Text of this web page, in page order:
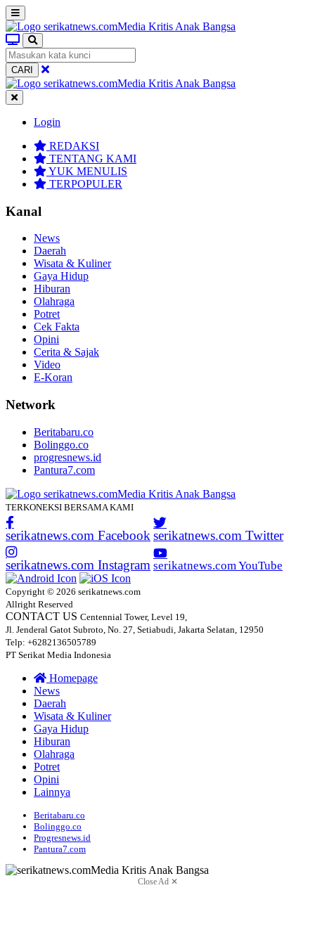
CARI
Login
REDAKSI
TENTANG KAMI
YUK MENULIS
TERPOPULER
Kanal
News
Daerah
Wisata & Kuliner
Gaya Hidup
Hiburan
Olahraga
Potret
Cek Fakta
Opini
Cerita & Sajak
Video
E-Koran
Network
Beritabaru.co
Bolinggo.co
progresnews.id
Pantura7.com
TERKONEKSI BERSAMA KAMI
serikatnews.com Facebook serikatnews.com Twitter
serikatnews.com Instagram serikatnews.com YouTube
Copyright © 2026 serikatnews.com
Allright Reserved
CONTACT US Centennial Tower, Level 19,
Jl. Jenderal Gatot Subroto, No. 27, Setiabudi, Jakarta Selatan, 12950
Telp: +6282136505789
PT Serikat Media Indonesia
Homepage
News
Daerah
Wisata & Kuliner
Gaya Hidup
Hiburan
Olahraga
Potret
Opini
Lainnya
Beritabaru.co
Bolinggo.co
Progresnews.id
Pantura7.com
Close Ad ✕